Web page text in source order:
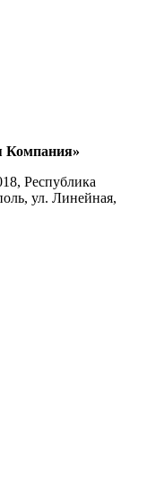
Компания»
Республика
ул. Линейная,